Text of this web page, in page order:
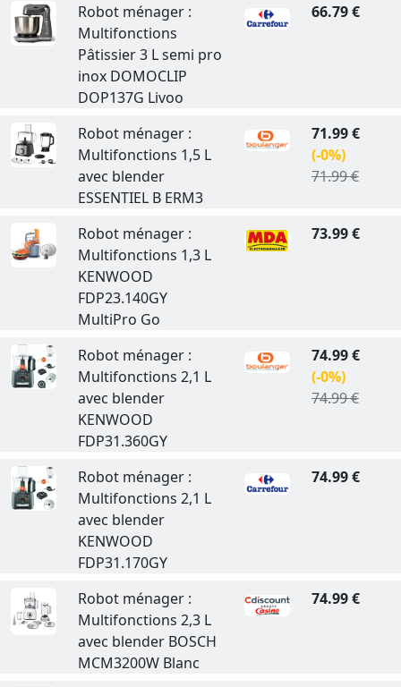
Robot ménager :
Multifonctions
Pâtissier 3 L semi pro
inox DOMOCLIP
DOP137G Livoo
66.79 €
Robot ménager :
Multifonctions 1,5 L
avec blender
ESSENTIEL B ERM3
71.99 €
(-0%)
71.99 €
Robot ménager :
Multifonctions 1,3 L
KENWOOD
FDP23.140GY
MultiPro Go
73.99 €
Robot ménager :
Multifonctions 2,1 L
avec blender
KENWOOD
FDP31.360GY
74.99 €
(-0%)
74.99 €
Robot ménager :
Multifonctions 2,1 L
avec blender
KENWOOD
FDP31.170GY
74.99 €
Robot ménager :
Multifonctions 2,3 L
avec blender BOSCH
MCM3200W Blanc
74.99 €